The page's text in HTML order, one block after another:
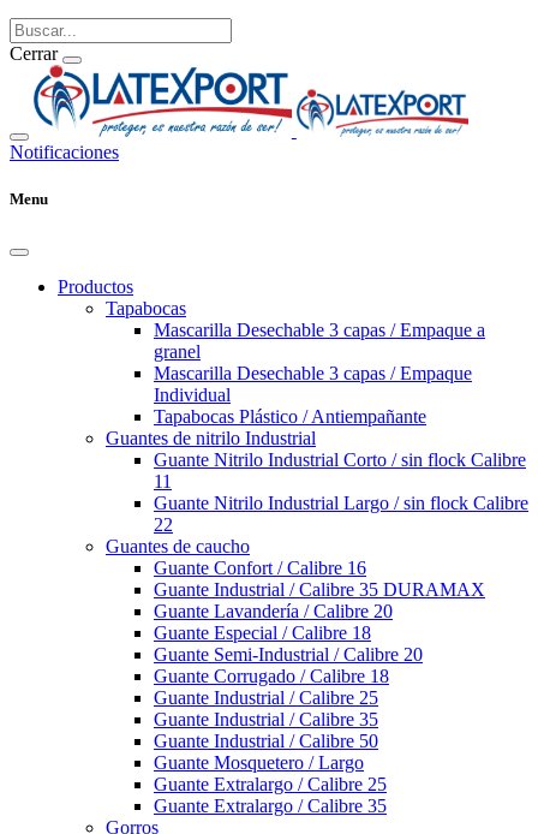
Cerrar
Notificaciones
Menu
Productos
Tapabocas
Mascarilla Desechable 3 capas / Empaque a
granel
Mascarilla Desechable 3 capas / Empaque
Individual
Tapabocas Plástico / Antiempañante
Guantes de nitrilo Industrial
Guante Nitrilo Industrial Corto / sin flock Calibre
11
Guante Nitrilo Industrial Largo / sin flock Calibre
22
Guantes de caucho
Guante Confort / Calibre 16
Guante Industrial / Calibre 35 DURAMAX
Guante Lavandería / Calibre 20
Guante Especial / Calibre 18
Guante Semi-Industrial / Calibre 20
Guante Corrugado / Calibre 18
Guante Industrial / Calibre 25
Guante Industrial / Calibre 35
Guante Industrial / Calibre 50
Guante Mosquetero / Largo
Guante Extralargo / Calibre 25
Guante Extralargo / Calibre 35
Gorros